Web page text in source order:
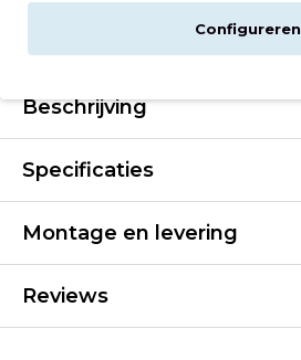
Snelbinders niet meegeleverd
Beschrijving
Specificaties
Montage en levering
Reviews
Configureren